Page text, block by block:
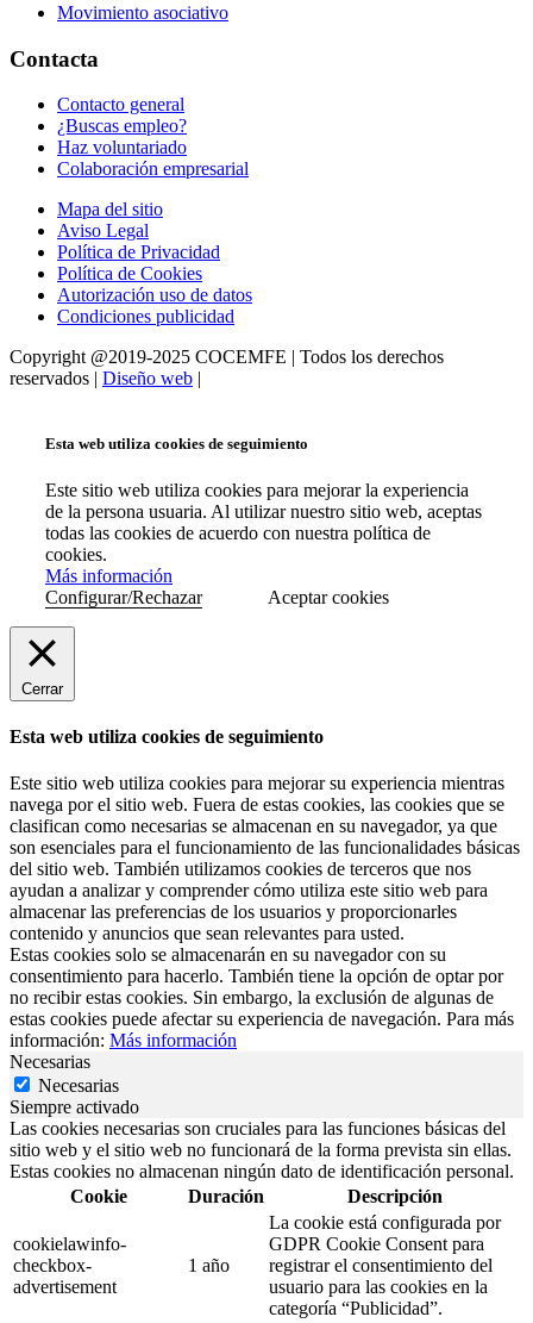
Movimiento asociativo
Contacta
Contacto general
¿Buscas empleo?
Haz voluntariado
Colaboración empresarial
Mapa del sitio
Aviso Legal
Política de Privacidad
Política de Cookies
Autorización uso de datos
Condiciones publicidad
Copyright @2019-2025 COCEMFE | Todos los derechos
reservados | Diseño web |
Esta web utiliza cookies de seguimiento
Este sitio web utiliza cookies para mejorar la experiencia
de la persona usuaria. Al utilizar nuestro sitio web, aceptas
todas las cookies de acuerdo con nuestra política de
cookies.
Más información
Configurar/Rechazar
Aceptar cookies
Cerrar
Esta web utiliza cookies de seguimiento
Este sitio web utiliza cookies para mejorar su experiencia mientras
navega por el sitio web. Fuera de estas cookies, las cookies que se
clasifican como necesarias se almacenan en su navegador, ya que
son esenciales para el funcionamiento de las funcionalidades básicas
del sitio web. También utilizamos cookies de terceros que nos
ayudan a analizar y comprender cómo utiliza este sitio web para
almacenar las preferencias de los usuarios y proporcionarles
contenido y anuncios que sean relevantes para usted.
Estas cookies solo se almacenarán en su navegador con su
consentimiento para hacerlo. También tiene la opción de optar por
no recibir estas cookies. Sin embargo, la exclusión de algunas de
estas cookies puede afectar su experiencia de navegación. Para más
información: Más información
Necesarias
Necesarias
Siempre activado
Las cookies necesarias son cruciales para las funciones básicas del
sitio web y el sitio web no funcionará de la forma prevista sin ellas.
Estas cookies no almacenan ningún dato de identificación personal.
Cookie
Duración Descripción
cookielawinfo-
checkbox-
advertisement
1 año
La cookie está configurada por
GDPR Cookie Consent para
registrar el consentimiento del
usuario para las cookies en la
categoría “Publicidad”.